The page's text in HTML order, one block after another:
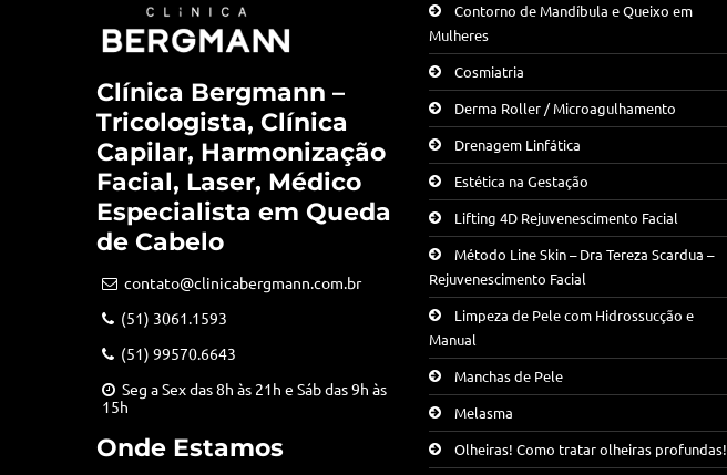
Clínica Bergmann –
Tricologista, Clínica
Capilar, Harmonização
Facial, Laser, Médico
Especialista em Queda
de Cabelo
contato@clinicabergmann.com.br
(51) 3061.1593
(51) 99570.6643
Seg a Sex das 8h às 21h e Sáb das 9h às
15h
Onde Estamos
Contorno de Mandíbula e Queixo em
Mulheres
Cosmiatria
Derma Roller / Microagulhamento
Drenagem Linfática
Estética na Gestação
Lifting 4D Rejuvenescimento Facial
Método Line Skin – Dra Tereza Scardua –
Rejuvenescimento Facial
Limpeza de Pele com Hidrossucção e
Manual
Manchas de Pele
Melasma
Olheiras! Como tratar olheiras profundas!